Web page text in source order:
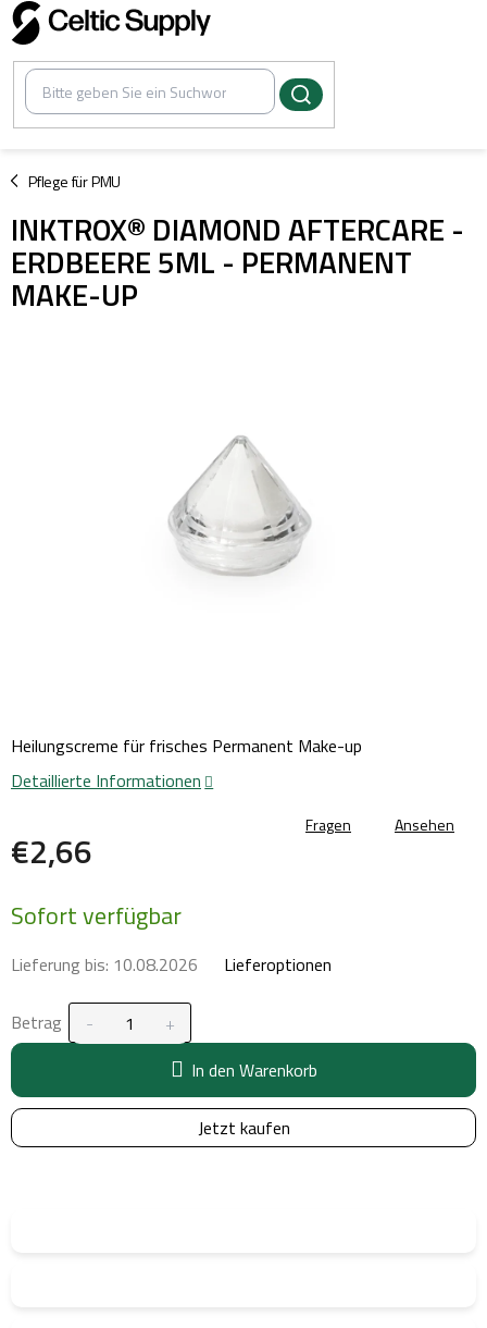
Zum
Inhalt
springen
Pflege für PMU
/
INKTROX® DIAMOND AFTERCARE -
ERDBEERE 5ML - PERMANENT
MAKE-UP
€2,66
Sofort verfügbar
Lieferung bis: 10.08.2026 Lieferoptionen
Betrag
In den Warenkorb
Jetzt kaufen
Heilungscreme für frisches Permanent Make-up
Detaillierte Informationen
Fragen Ansehen